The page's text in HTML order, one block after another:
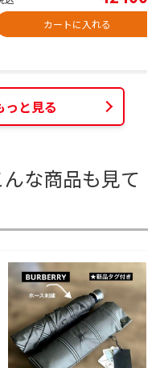
カートに入れる
っと見る
な商品も見て